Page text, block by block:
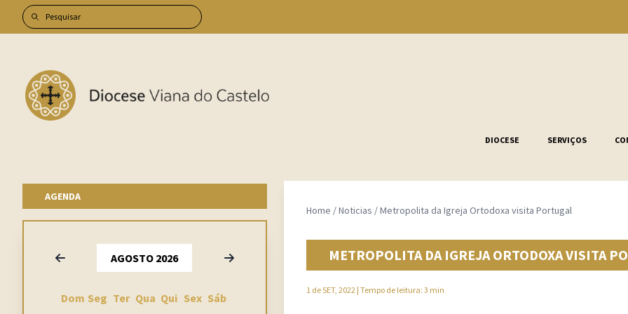
DIOCESE SERVIÇOS
AGENDA
Anterior AGOSTO 2026 Seguinte
Dom Seg Ter Qua Qui Sex Sáb
Home /Noticias /Metropolita da Igreja Ortodoxa visita Portugal
METROPOLITA DA IGREJA ORTODOXA VISITA
1 de SET, 2022| Tempo de leitura: 3 min